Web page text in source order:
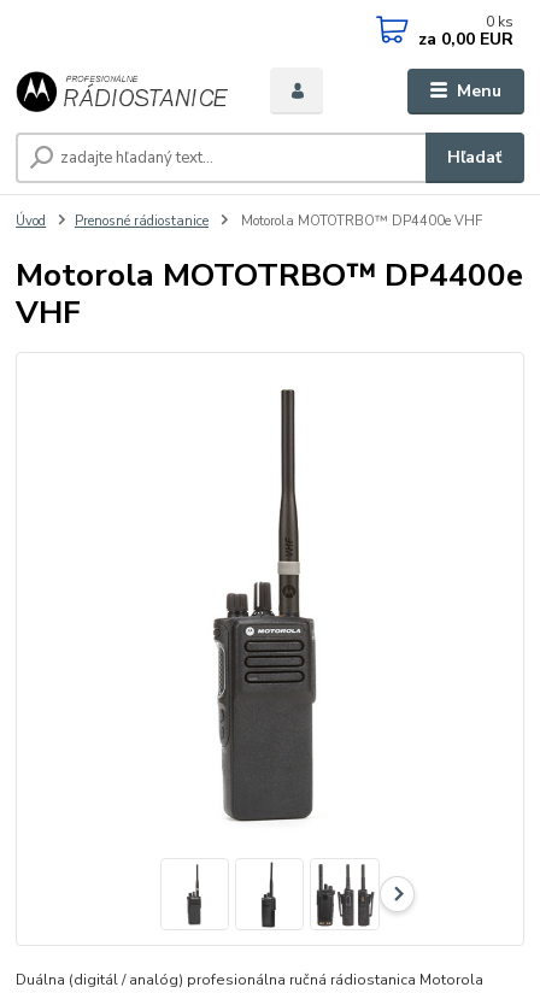
Menu
Hľadať
0 ks
za 0,00 EUR
Úvod Prenosné rádiostanice Motorola MOTOTRBO™ DP4400e VHF
Motorola MOTOTRBO™ DP4400e
VHF
Duálna (digitál / analóg) profesionálna ručná rádiostanica Motorola